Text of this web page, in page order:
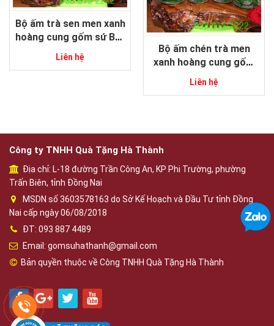
Bộ ấm trà sen men xanh
hoàng cung gốm sứ Bát
Liên hệ
Bộ ấm chén trà men
xanh hoàng cung gốm
Liên hệ
Công ty TNHH Quà Tặng Hà Thành
Địa chỉ: L-18 đường Trần Công An, KP Phi Trường, phường
Trấn Biên, tỉnh Đồng Nai
MSDN số 3603578163 do Sở Kế Hoạch và Đầu Tư tỉnh Đồng
Nai cấp ngày 06/08/2018
ĐT: 093 887 4489
Email: gomsuhathanh@gmail.com
Bản quyền thuộc về Công TNHH Quà Tặng Hà Thành